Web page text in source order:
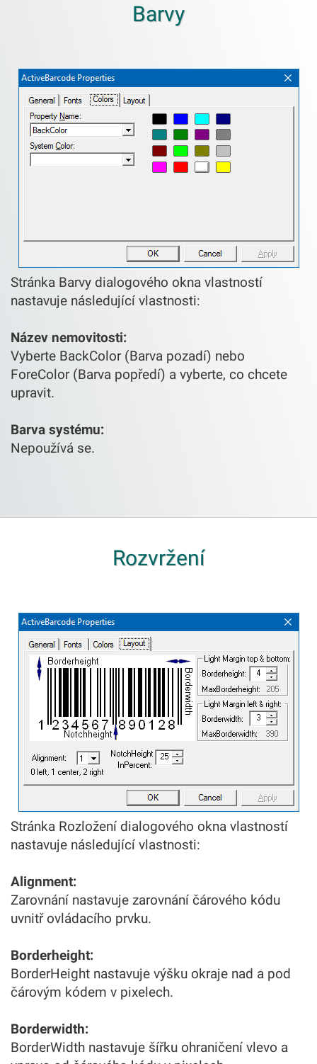
Barvy
Stránka Barvy dialogového okna vlastností
nastavuje následující vlastnosti:
Název nemovitosti:
Vyberte BackColor (Barva pozadí) nebo
ForeColor (Barva popředí) a vyberte, co chcete
upravit.
Barva systému:
Nepoužívá se.
Rozvržení
Stránka Rozložení dialogového okna vlastností
nastavuje následující vlastnosti:
Alignment:
Zarovnání nastavuje zarovnání čárového kódu
uvnitř ovládacího prvku.
Borderheight:
BorderHeight nastavuje výšku okraje nad a pod
čárovým kódem v pixelech.
Borderwidth:
BorderWidth nastavuje šířku ohraničení vlevo a